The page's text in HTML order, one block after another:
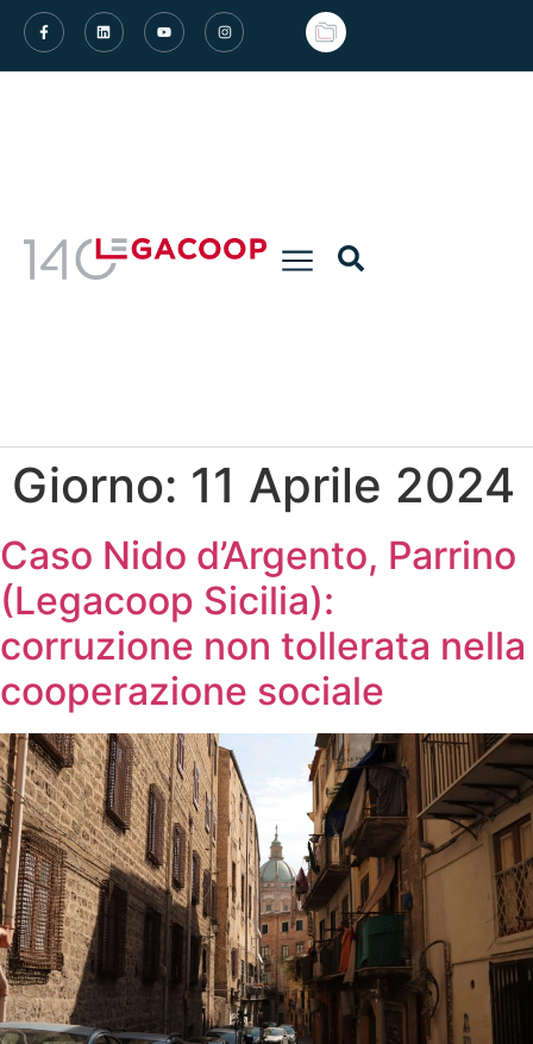
Giorno: 11 Aprile 2024
Caso Nido d’Argento, Parrino
(Legacoop Sicilia):
corruzione non tollerata nella
cooperazione sociale